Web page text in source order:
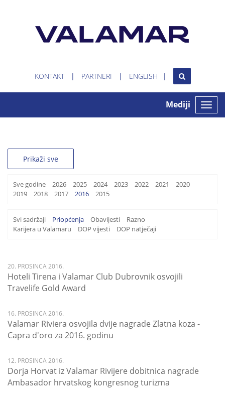
KONTAKT PARTNERI ENGLISH
Toggle
Mediji
Prikaži sve
Sve godine 2026 2025 2024 2023 2022 2021
2020
2019
2018 2017 2016 2015
Svi sadržaji Priopćenja Obavijesti
Razno
Karijera u Valamaru
DOP vijesti DOP natječaji
20. PROSINCA 2016.
Hoteli Tirena i Valamar Club Dubrovnik osvojili
Travelife Gold Award
16. PROSINCA 2016.
Valamar Riviera osvojila dvije nagrade Zlatna koza -
Capra d'oro za 2016. godinu
12. PROSINCA 2016.
Dorja Horvat iz Valamar Rivijere dobitnica nagrade
Ambasador hrvatskog kongresnog turizma